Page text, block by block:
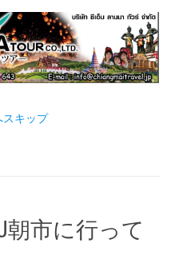
スキップ
市に行って